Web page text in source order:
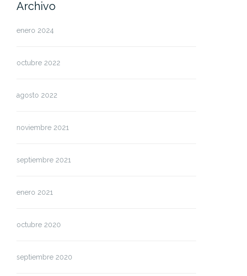
Archivo
enero 2024
octubre 2022
agosto 2022
noviembre 2021
septiembre 2021
enero 2021
octubre 2020
septiembre 2020